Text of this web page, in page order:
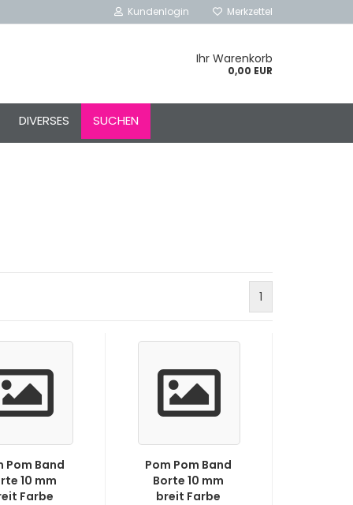
Kundenlogin Merkzettel
Ihr Warenkorb
0,00 EUR
DIVERSES SUCHEN
1
Pom Band
10 mm
Farbe
Pom Pom Band
Borte 10 mm
breit Farbe